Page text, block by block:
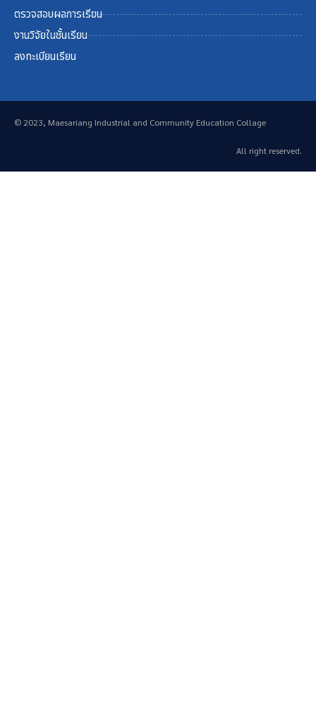
ตรวจสอบผลการเรียน
งานวิจัยในชั้นเรียน
ลงทะเบียนเรียน
© 2023, Maesariang Industrial and Community Education Collage
All right reserved.